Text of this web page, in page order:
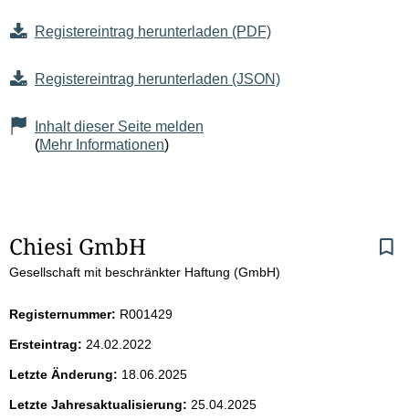
Registereintrag herunterladen (PDF)
Registereintrag herunterladen (JSON)
Inhalt dieser Seite melden
(Mehr Informationen)
S
e
i
t
e
Chiesi GmbH
Gesellschaft mit beschränkter Haftung (GmbH)
Registernummer: R001429
Ersteintrag: 24.02.2022
Letzte Änderung: 18.06.2025
Letzte Jahresaktualisierung: 25.04.2025